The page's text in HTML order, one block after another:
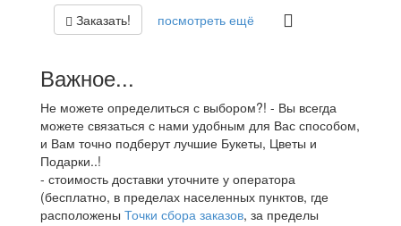
Заказать! посмотреть ещё
Важное...
Не можете определиться с выбором?! - Вы всегда
можете связаться с нами удобным для Вас способом,
и Вам точно подберут лучшие Букеты, Цветы и
Подарки..!
- стоимость доставки уточните у оператора
(бесплатно, в пределах населенных пунктов, где
расположены Точки сбора заказов, за пределы